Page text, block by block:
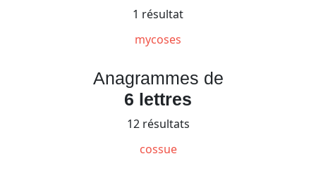
1 résultat
mycoses
Anagrammes de
6 lettres
12 résultats
cossue